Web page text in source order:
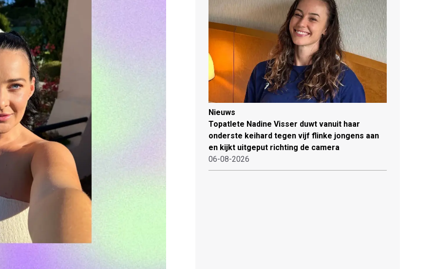
Nieuws
Topatlete Nadine Visser duwt vanuit haar
onderste keihard tegen vijf flinke jongens aan
en kijkt uitgeput richting de camera
06-08-2026